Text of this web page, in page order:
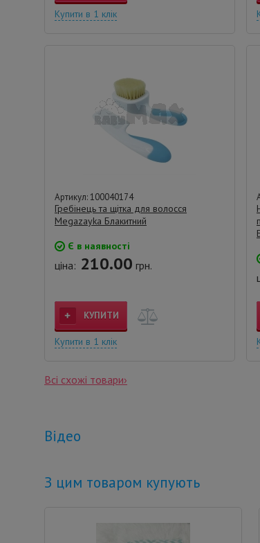
Купити в 1 клік
Артикул: 100040174
Гребінець та щітка для волосся
Megazayka Блакитний
Є в наявності
ціна: 210.00 грн.
КУПИТИ
Купити в 1 клік
Всі схожі товари›
Відео
З цим товаром купують